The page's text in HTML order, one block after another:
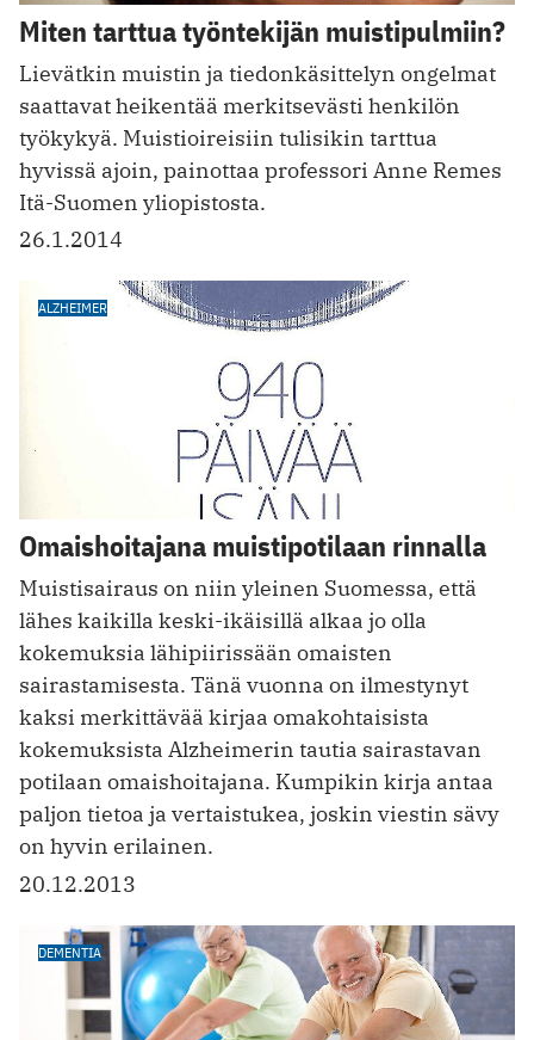
Miten tarttua työntekijän muistipulmiin?
Lievätkin muistin ja tiedonkäsittelyn ongelmat
saattavat heikentää merkitsevästi henkilön
työkykyä. Muistioireisiin tulisikin tarttua
hyvissä ajoin, painottaa professori Anne Remes
Itä-Suomen yliopistosta.
26.1.2014
ALZHEIMER
Omaishoitajana muistipotilaan rinnalla
Muistisairaus on niin yleinen Suomessa, että
lähes kaikilla keski-ikäisillä alkaa jo olla
kokemuksia lähipiirissään omaisten
sairastamisesta. Tänä vuonna on ilmestynyt
kaksi merkittävää kirjaa omakohtaisista
kokemuksista Alzheimerin tautia sairastavan
potilaan omaishoitajana. Kumpikin kirja antaa
paljon tietoa ja vertaistukea, joskin viestin sävy
on hyvin erilainen.
20.12.2013
DEMENTIA